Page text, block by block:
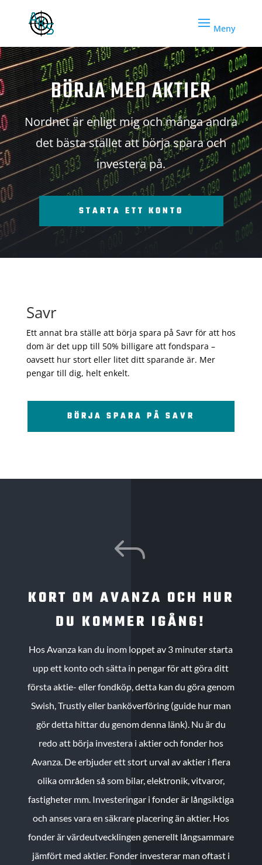
BÖRJA MED AKTIER
Nordnet är enligt mig och många andra
det bästa stället att börja spara och
investera på.
STARTA ETT KONTO
Savr
Ett annat bra ställe att börja spara på Savr för att hos
dom är det upp till 50% billigare att fondspara –
oavsett hur stort eller litet ditt sparande är. Mer
pengar till dig, helt enkelt.
BÖRJA SPARA PÅ SAVR
J
KORT OM AVANZA OCH HUR
DU KOMMER IGÅNG!
Hos Avanza kan du inom loppet av 3 minuter starta
upp ett konto och sätta in pengar för att göra ditt
första aktie- eller fondköp, detta kan du göra genom
Swish, Trustly eller banköverföring (guide hur man
gör detta hittar du genom denna länk). Nu är du
redo att börja investera i aktier och fonder hos
Avanza. De erbjuder ett stort urval av aktier i flera
olika områden så som bilar, elektronik, vitvaror,
fastigheter mm. Investeringar i fonder är långsiktiga
och anses vara en säkrare placering än aktier. Hos
fonder är värdeutvecklingen generellt långsammare
jämfört med aktier. Fonder investerar man oftast i